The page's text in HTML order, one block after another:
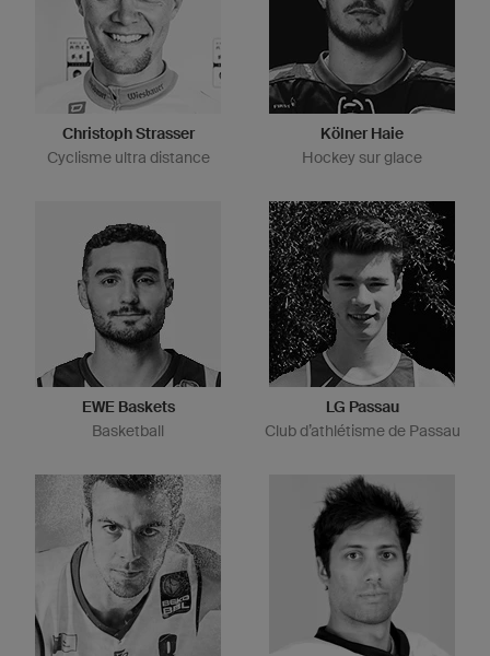
Christoph Strasser
Cyclisme ultra distance
Kölner Haie
Hockey sur glace
EWE Baskets
Basketball
LG Passau
Club d’athlétisme de Passau